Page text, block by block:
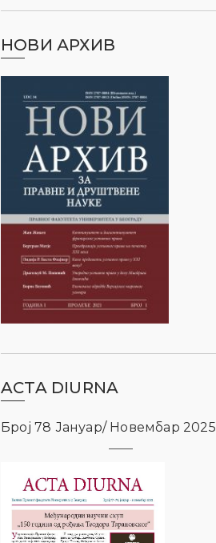
НОВИ АРХИВ
ACTA DIURNA
Број 78 Јануар/ Новембар 2025